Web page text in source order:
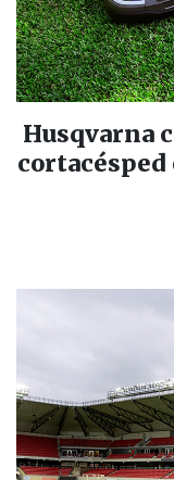
Husqvarna